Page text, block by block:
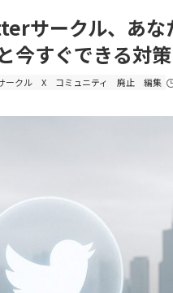
サークル、あな
今すぐできる対策
ークル X コミュニティ 廃止 編集